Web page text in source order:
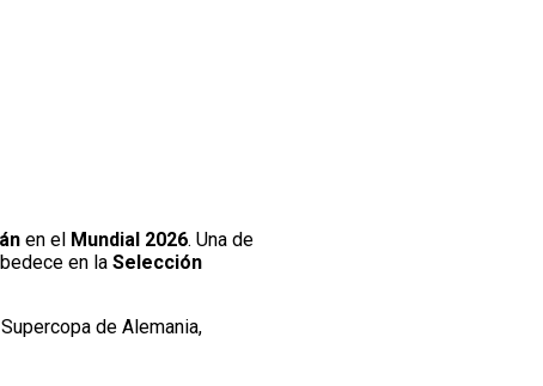
en el Mundial 2026. Una de
en la Selección
de Alemania,